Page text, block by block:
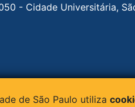
- Cidade Universitária,
de São Paulo utiliza